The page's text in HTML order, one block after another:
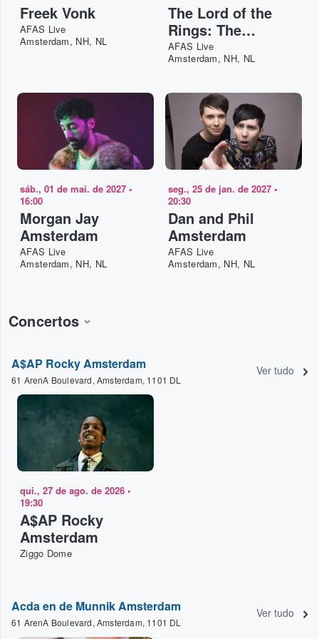
Freek Vonk
AFAS Live
Amsterdam, NH, NL
The Lord of the
Rings: The
Fellowship of the
Ring in Concert
AFAS Live
Amsterdam, NH, NL
sáb., 01 de mai. de 2027 •
16:00
Morgan Jay
Amsterdam
AFAS Live
Amsterdam, NH, NL
seg., 25 de jan. de 2027 •
20:30
Dan and Phil
Amsterdam
AFAS Live
Amsterdam, NH, NL
Concertos
A$AP Rocky Amsterdam
61 ArenA Boulevard, Amsterdam, 1101 DL
Ver tudo
qui., 27 de ago. de 2026 •
19:30
A$AP Rocky
Amsterdam
Ziggo Dome
Acda en de Munnik Amsterdam
61 ArenA Boulevard, Amsterdam, 1101 DL
Ver tudo